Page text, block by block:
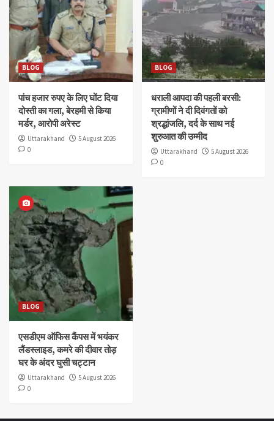
BLOG
पांच हजार रुपए के लिए घोंट दिया
दोस्ती का गला, बेरहमी से किया
मर्डर, आरोपी अरेस्ट
Uttarakhand
5 August 2026
0
BLOG
धराली आपदा की पहली बरसी:
ग्रामीणों ने दी दिवंगतों को
श्रद्धांजलि, दर्द के साथ नई
शुरुआत की उम्मीद
Uttarakhand
5 August 2026
0
BLOG
एसडीएम ऑफिस कैंपस में भयंकर
लैंडस्लाइड, कमरे की दीवार तोड़
घर के अंदर घुसी चट्टान
Uttarakhand
5 August 2026
0